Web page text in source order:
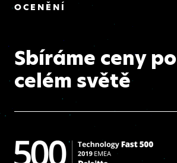
OCENĚNÍ
Sbíráme ceny po
celém světě